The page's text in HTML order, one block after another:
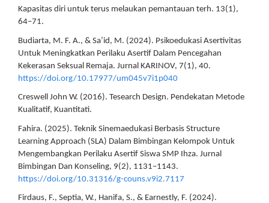
Kapasitas diri untuk terus melaukan pemantauan terh. 13(1),
64–71.
Budiarta, M. F. A., & Sa’id, M. (2024). Psikoedukasi Asertivitas
Untuk Meningkatkan Perilaku Asertif Dalam Pencegahan
Kekerasan Seksual Remaja. Jurnal KARINOV, 7(1), 40.
https://doi.org/10.17977/um045v7i1p040
Creswell John W. (2016). Tesearch Design. Pendekatan Metode
Kualitatif, Kuantitati.
Fahira. (2025). Teknik Sinemaedukasi Berbasis Structure
Learning Approach (SLA) Dalam Bimbingan Kelompok Untuk
Mengembangkan Perilaku Asertif Siswa SMP Ihza. Jurnal
Bimbingan Dan Konseling, 9(2), 1131–1143.
https://doi.org/10.31316/g-couns.v9i2.7117
Firdaus, F., Septia, W., Hanifa, S., & Earnestly, F. (2024).